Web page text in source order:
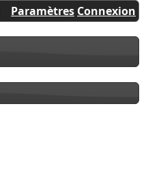
Paramètres Connexion